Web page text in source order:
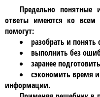
Предельно понятные
ответы имеются ко всем
помогут:
разобрать и
выполнить без
заранее
сэкономить время
информации.